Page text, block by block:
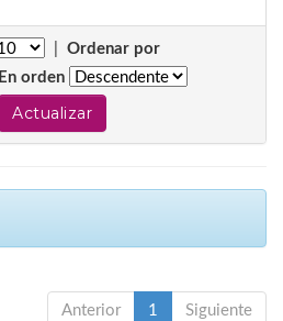
Ordenar por
En orden
Anterior 1 Siguiente